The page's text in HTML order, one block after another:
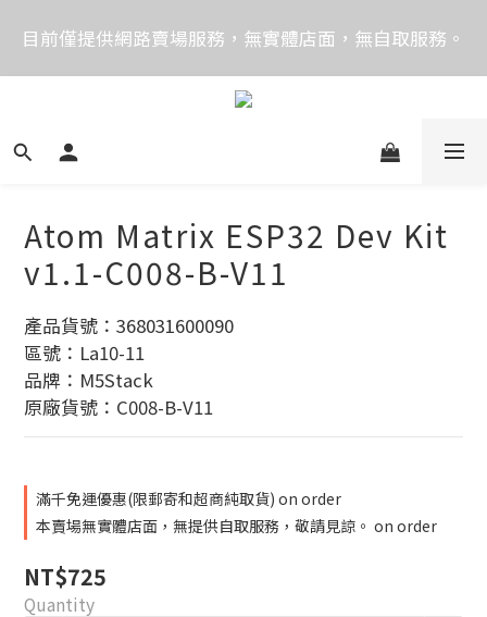
價格均含稅，下單享優惠！歡迎大量採購，由專人提供
專案報價。
目前僅提供網路賣場服務，無實體店面，無自取服務。
目前電話系統異常，暫時無法正常接聽來電，請改播
Atom Matrix ESP32 Dev Kit
v1.1-C008-B-V11
產品貨號：368031600090
區號：La10-11
品牌：M5Stack
原廠貨號：C008-B-V11
滿千免運優惠(限郵寄和超商純取貨) on order
本賣場無實體店面，無提供自取服務，敬請見諒。 on order
NT$725
Quantity